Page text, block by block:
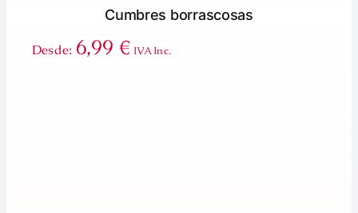
Cumbres borrascosas
Desde: 6,99 € IVA Inc.